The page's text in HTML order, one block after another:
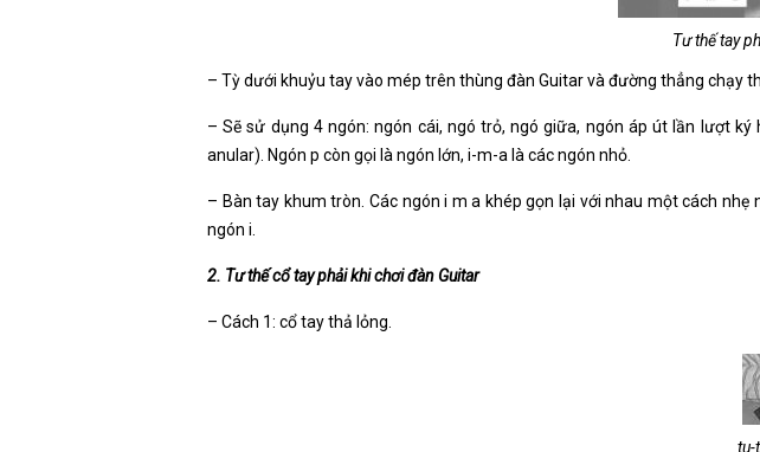
Tư thế tay
– Tỳ dưới khuỷu tay vào mép trên thùng đàn Guitar và đường thẳng chạy
– Sẽ sử dụng 4 ngón: ngón cái, ngó trỏ, ngó giữa, ngón áp út lần lượt
anular). Ngón p còn gọi là ngón lớn, i-m-a là các ngón nhỏ.
– Bàn tay khum tròn. Các ngón i m a khép gọn lại với nhau một cách
ngón i.
2. Tư thế cổ tay phải khi chơi đàn Guitar
– Cách 1: cổ tay thả lỏng.
tu-